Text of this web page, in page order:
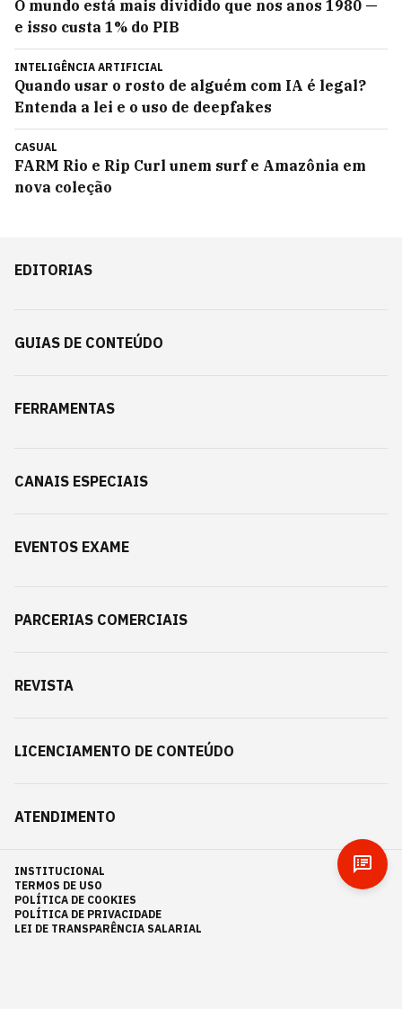
O mundo está mais dividido que nos anos 1980 —
e isso custa 1% do PIB
INTELIGÊNCIA ARTIFICIAL
Quando usar o rosto de alguém com IA é legal?
Entenda a lei e o uso de deepfakes
CASUAL
FARM Rio e Rip Curl unem surf e Amazônia em
nova coleção
EDITORIAS
GUIAS DE CONTEÚDO
FERRAMENTAS
CANAIS ESPECIAIS
EVENTOS EXAME
PARCERIAS COMERCIAIS
REVISTA
LICENCIAMENTO DE CONTEÚDO
ATENDIMENTO
INSTITUCIONAL
TERMOS DE USO
POLÍTICA DE COOKIES
POLÍTICA DE PRIVACIDADE
LEI DE TRANSPARÊNCIA SALARIAL